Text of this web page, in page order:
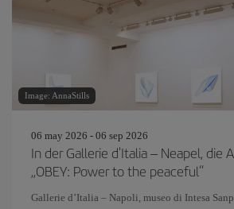
Image: AnnaStills
06 may 2026 - 06 sep 2026
In der Gallerie d'Italia – Neapel, die
„OBEY: Power to the peaceful“
Gallerie d’Italia – Napoli, museo di Intesa